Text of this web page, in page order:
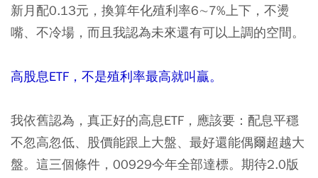
新月配0.13元，換算年化殖利率6∼7%上下，不燙
嘴、不冷場，而且我認為未來還有可以上調的空間。
高股息ETF，不是殖利率最高就叫贏。
我依舊認為，真正好的高息ETF，應該要：配息平穩
不忽高忽低、股價能跟上大盤、最好還能偶爾超越大
盤。這三個條件，00929今年全部達標。期待2.0版